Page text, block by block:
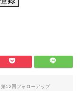
第52回フォローアップ